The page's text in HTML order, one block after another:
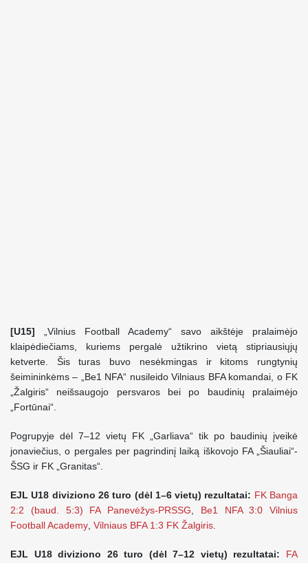
[U15] „Vilnius Football Academy“ savo aikštėje pralaimėjo
klaipėdiečiams, kuriems pergalė užtikrino vietą stipriausiųjų
ketverte. Šis turas buvo nesėkmingas ir kitoms rungtynių
šeimininkėms – „Be1 NFA“ nusileido Vilniaus BFA komandai, o FK
„Žalgiris“ neišsaugojo persvaros bei po baudinių pralaimėjo
„Fortūnai“.
Pogrupyje dėl 7–12 vietų FK „Garliava“ tik po baudinių įveikė
jonaviečius, o pergales per pagrindinį laiką iškovojo FA „Šiauliai“-
ŠSG ir FK „Granitas“.
EJL U18 diviziono 26 turo (dėl 1–6 vietų) rezultatai: FK Banga
2:2 (baud. 5:3) FA Panevėžys-PRSSG, Be1 NFA 3:0 Vilnius
Football Academy, Vilniaus BFA 1:3 FK Žalgiris.
EJL U18 diviziono 26 turo (dėl 7–12 vietų) rezultatai: FA